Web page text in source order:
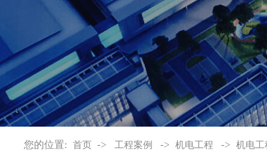
您的位置: 首页 -> 工程案例 -> 机电工程 -> 机电工